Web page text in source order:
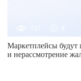
107
Маркетплейсы будут
и нерассмотрение